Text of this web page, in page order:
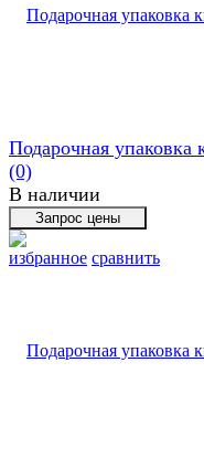
избранное сравнить
Подарочная упаковка
(0)
В наличии